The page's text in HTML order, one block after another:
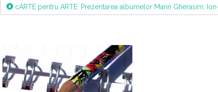
cARTE pentru ARTE. Prezentarea albumelor Marin Gherasim,